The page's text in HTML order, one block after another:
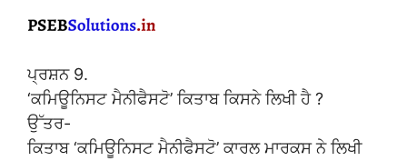
ਪ੍ਰਸ਼ਨ 9.
‘ਕਮਿਊਨਿਸਟ ਮੈਨੀਫੈਸਟੋ’ ਕਿਤਾਬ ਕਿਸਨੇ ਲਿਖੀ ਹੈ ?
ਉੱਤਰ-
ਕਿਤਾਬ ‘ਕਮਿਊਨਿਸਟ ਮੈਨੀਫੈਸਟੋ’ ਕਾਰਲ ਮਾਰਕਸ ਨੇ ਲਿਖੀ